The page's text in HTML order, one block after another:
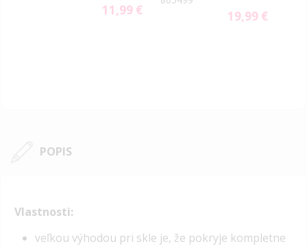
11,99 € 19,99 €
POPIS
Vlastnosti:
veľkou výhodou pri skle je, že pokryje kompletne